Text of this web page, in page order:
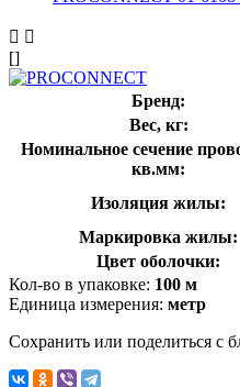
[]
Бренд:
Вес, кг:
Номинальное сечение
кв.мм:
Изоляция жилы:
Маркировка жилы:
Цвет оболочки:
Кол-во в упаковке: 100 м
Единица измерения: метр
Сохранить или поделиться с